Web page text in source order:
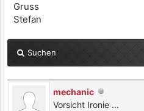
Gruss
Stefan
Suchen
mechanic
Vorsicht Ironie ...